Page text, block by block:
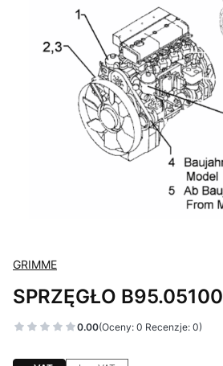
GRIMME
SPRZĘGŁO B95.05100
0.00(Oceny: 0 Recenzje: 0)